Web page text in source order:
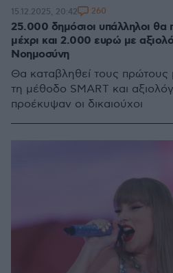
25.000 δημόσιοι υπάλληλοι
μέχρι και 2.000 ευρώ με
Νοημοσύνη
Θα καταβληθεί τους
τη μέθοδο SMART και
προέκυψαν οι δικαιούχοι
15.12.2025, 20:42 260